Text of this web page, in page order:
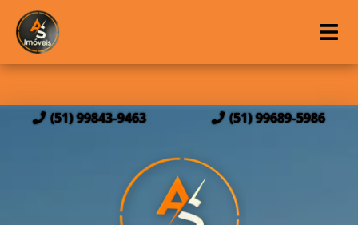
(51) 99843-9463 (51) 99689-5986